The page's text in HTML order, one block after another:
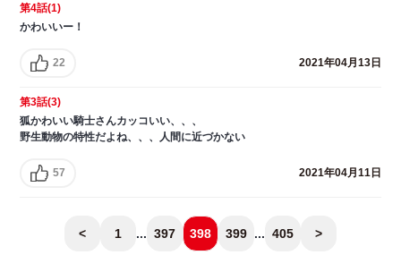
第4話(1)
かわいいー！
22 2021年04月13日
第3話(3)
狐かわいい騎士さんカッコいい、、、
野生動物の特性だよね、、、人間に近づかない
57 2021年04月11日
< 1 ... 397 398 399 ... 405 >